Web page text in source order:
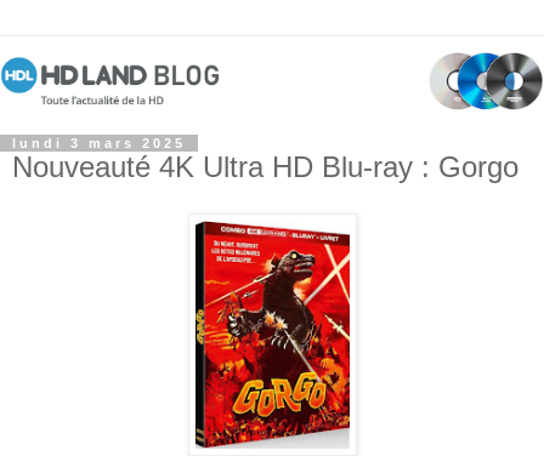
lundi 3 mars 2025
Nouveauté 4K Ultra HD Blu-ray : Gorgo